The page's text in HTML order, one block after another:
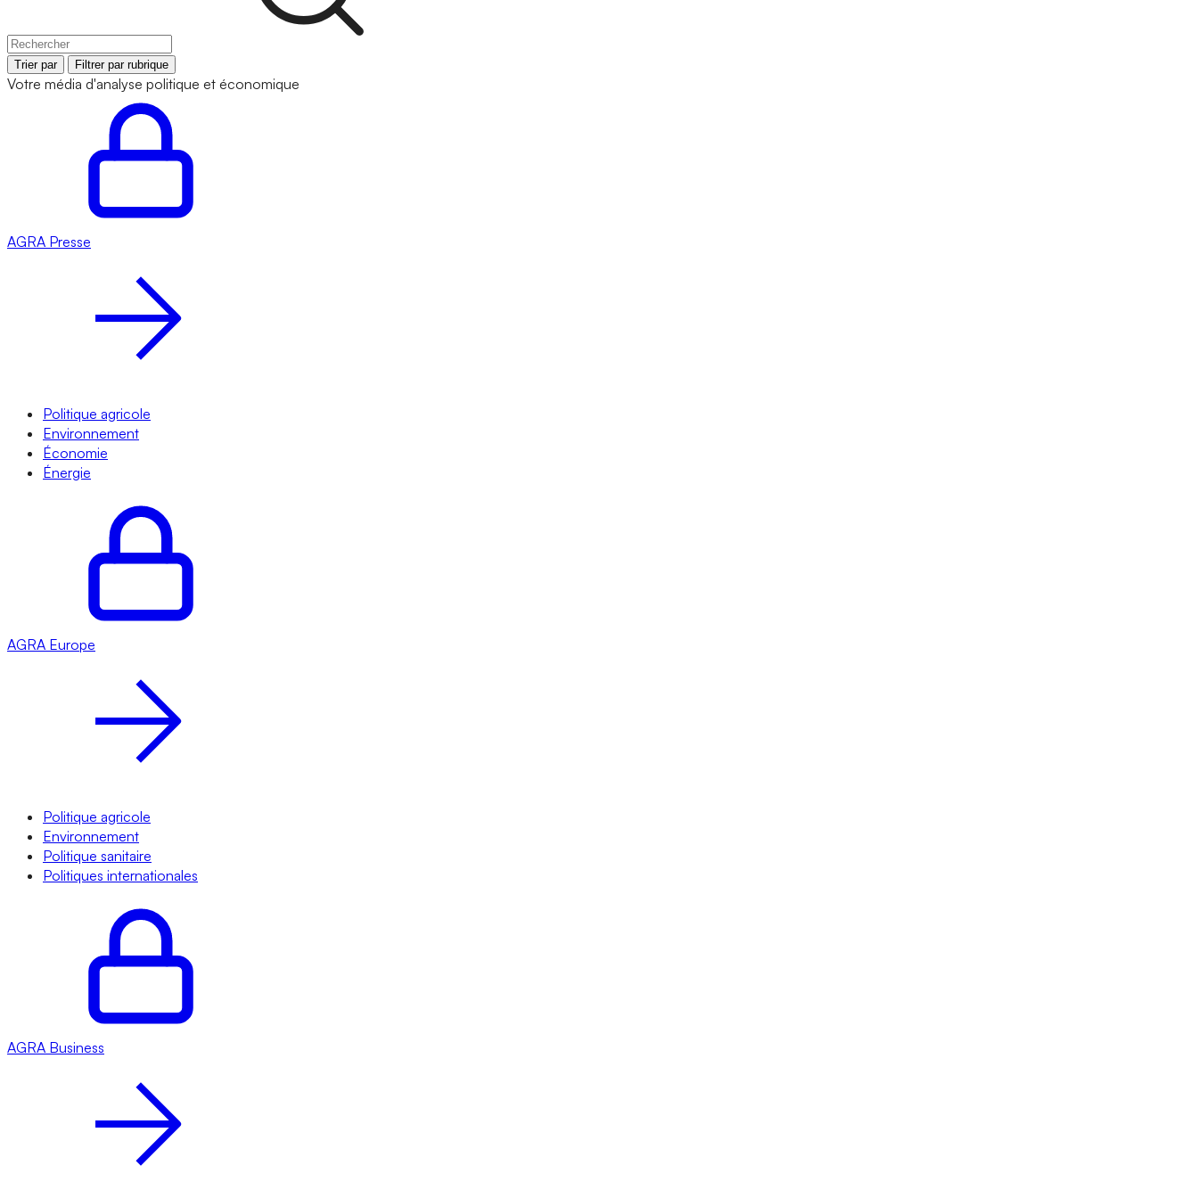
Trier par Filtrer par rubrique
Votre média d'analyse politique et économique
AGRA Presse
Politique agricole
Environnement
Économie
Énergie
AGRA Europe
Politique agricole
Environnement
Politique sanitaire
Politiques internationales
AGRA Business